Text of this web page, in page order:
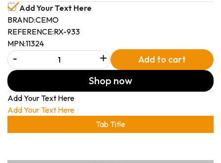
Add Your Text Here
BRAND:CEMO
REFERENCE:RX-933
MPN:11324
- + Add to cart
Shop now
Add Your Text Here
Add Your Text Here
Tab Title